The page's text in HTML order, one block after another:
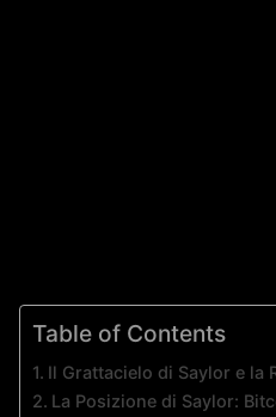
Table of Contents
Il Grattacielo di Saylor e la
La Posizione di Saylor: